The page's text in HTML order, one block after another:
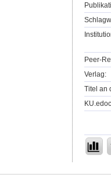
Peer-
Verlag:
Titel an